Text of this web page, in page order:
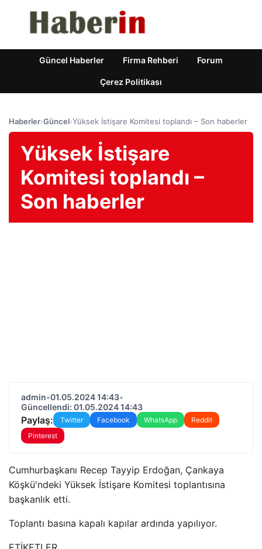
Güncel Haberler Firma Rehberi Forum
Çerez Politikası
Haberler›Güncel›Yüksek İstişare Komitesi toplandı – Son haberler
Yüksek İstişare
Komitesi toplandı –
Son haberler
admin•01.05.2024 14:43•
Güncellendi: 01.05.2024 14:43
Paylaş: Twitter Facebook WhatsApp
Reddit
Pinterest
Cumhurbaşkanı Recep Tayyip Erdoğan, Çankaya
Köşkü'ndeki Yüksek İstişare Komitesi toplantısına
başkanlık etti.
Toplantı basına kapalı kapılar ardında yapılıyor.